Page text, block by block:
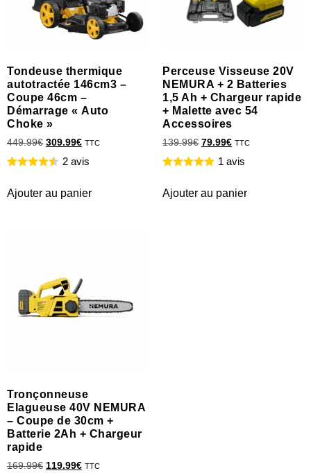
Tondeuse thermique
autotractée 146cm3 –
Coupe 46cm –
Démarrage « Auto
Choke »
449.99€ 309.99€ TTC
2 avis
Ajouter au panier
Perceuse Visseuse 20V
NEMURA + 2 Batteries
1,5 Ah + Chargeur rapide
+ Malette avec 54
Accessoires
139.99€ 79.99€ TTC
1 avis
Ajouter au panier
Tronçonneuse
Elagueuse 40V NEMURA
– Coupe de 30cm +
Batterie 2Ah + Chargeur
rapide
169.99€ 119.99€ TTC